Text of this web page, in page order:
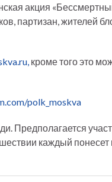
акция
партизан, жителей
кроме того это
polk_moskva
каждый понесет